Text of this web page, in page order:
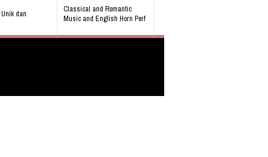
dan
pertama
Classical and Romantic
Music and English Horn Perf